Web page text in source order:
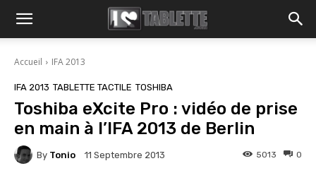
Accueil IFA 2013
IFA 2013 TABLETTE TACTILE TOSHIBA
Toshiba eXcite Pro : vidéo de prise
en main à l’IFA 2013 de Berlin
By Tonio 11 Septembre 2013 0
5013